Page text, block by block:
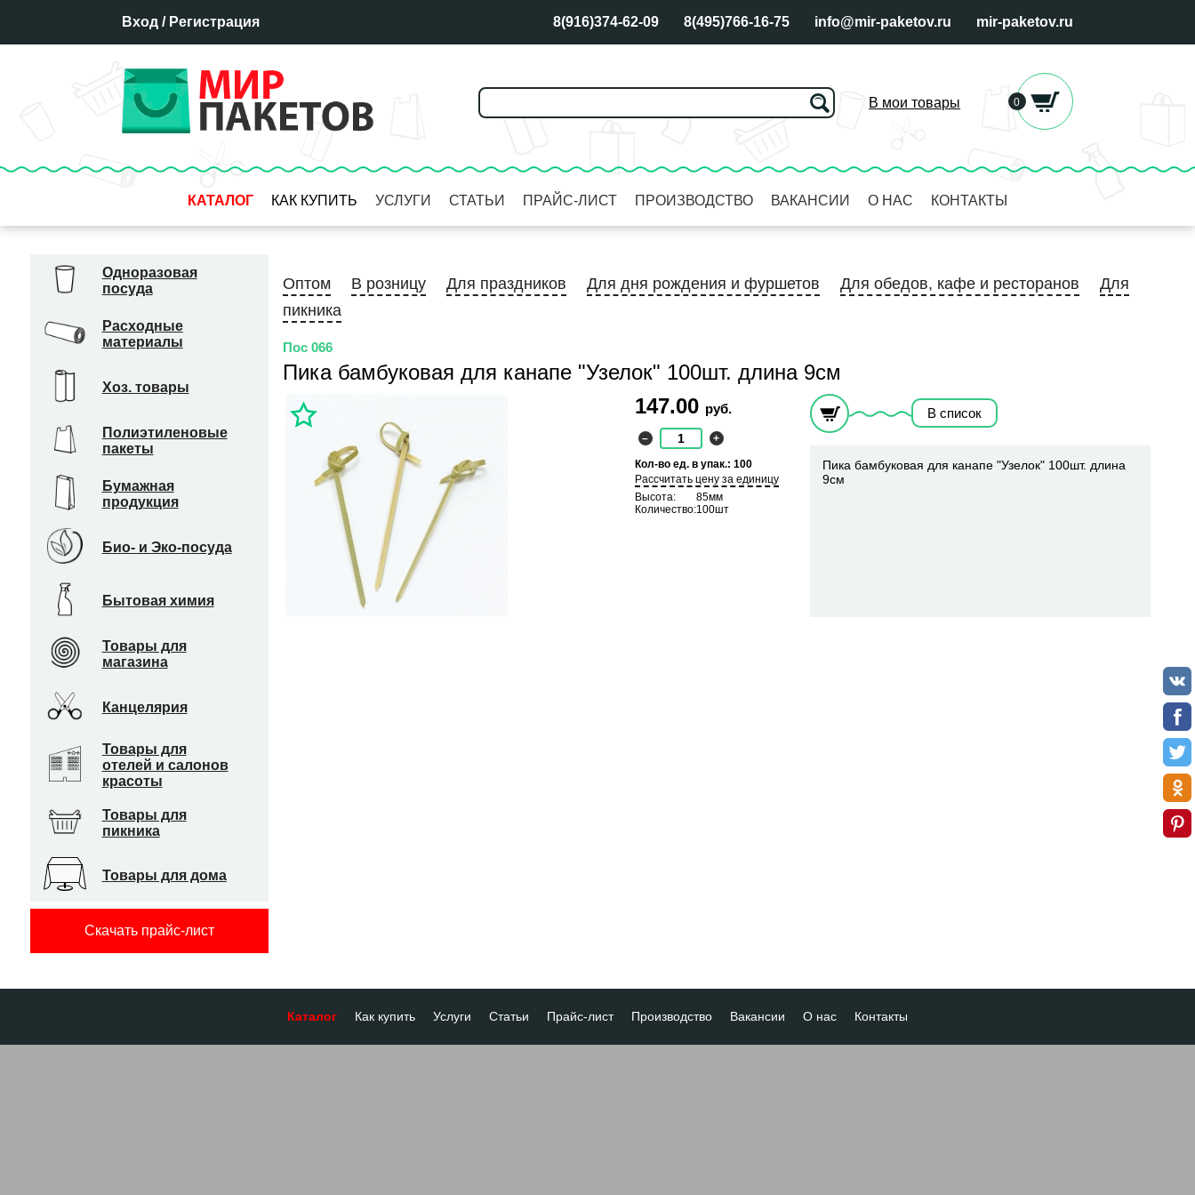
Вход / Регистрация 8(916)374-62-09 8(495)766-16-75 info@mir-paketov.ru mir-paketov.ru
В мои товары 0
КАТАЛОГ КАК КУПИТЬ
Отсрочка платежа
Бронирование товара
Гарантия
Система скидок
УСЛУГИ СТАТЬИ ПРАЙС-ЛИСТ ПРОИЗВОДСТВО ВАКАНСИИ О НАС КОНТАКТЫ
Одноразовая
посуда
Расходные
материалы
Хоз. товары
Полиэтиленовые
пакеты
Бумажная
продукция
Био- и Эко-посуда
Бытовая химия
Товары для
магазина
Канцелярия
Товары для
отелей и салонов
красоты
Товары для
пикника
Товары для дома
Скачать прайс-лист
Оптом В розницу Для праздников Для дня рождения и фуршетов Для обедов, кафе и ресторанов
Для
пикника
Пос 066
Пика бамбуковая для канапе "Узелок" 100шт. длина 9см
147.00 руб.
– +
Кол-во ед. в упак.: 100
Рассчитать цену за единицу
Высота:
85мм
Количество:100шт
В список
Пика бамбуковая для канапе "Узелок" 100шт. длина
9см
Каталог Как купить Услуги Статьи Прайс-лист Производство Вакансии О нас Контакты